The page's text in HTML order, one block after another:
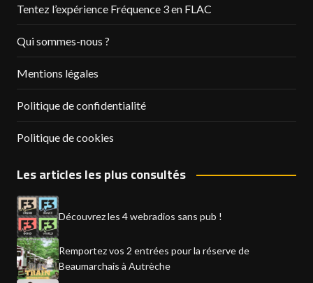
Tentez l’expérience Fréquence 3 en FLAC
Qui sommes-nous ?
Mentions légales
Politique de confidentialité
Politique de cookies
Les articles les plus consultés
Découvrez les 4 webradios sans pub !
Remportez vos 2 entrées pour la réserve de
Beaumarchais à Autrèche